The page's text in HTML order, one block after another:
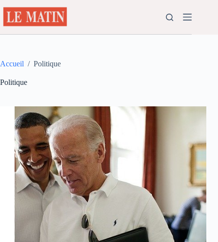
au
contenu
Accueil / Politique
Politique